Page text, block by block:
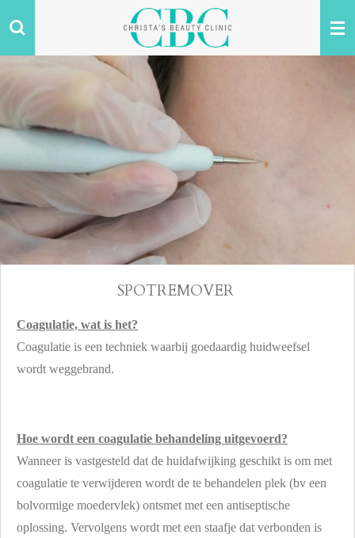
Ga
direct
hoofdinhoud
SPOTREMOVER
Coagulatie, wat is het?
Coagulatie is een techniek waarbij goedaardig huidweefsel
wordt weggebrand.
Hoe wordt een coagulatie behandeling uitgevoerd?
Wanneer is vastgesteld dat de huidafwijking geschikt is om met
coagulatie te verwijderen wordt de te behandelen plek (bv een
bolvormige moedervlek) ontsmet met een antiseptische
oplossing. Vervolgens wordt met een staafje dat verbonden is